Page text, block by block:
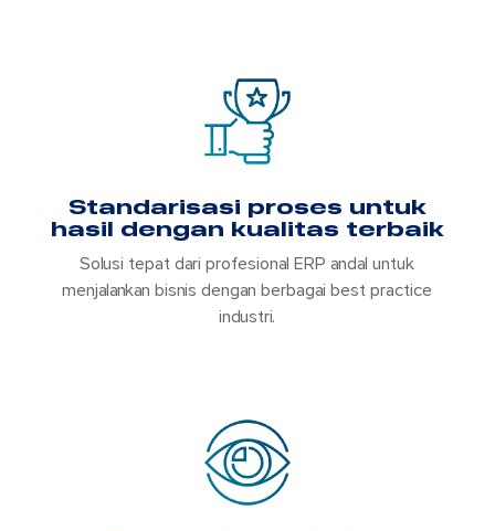
Standarisasi proses untuk
hasil dengan kualitas terbaik
Solusi tepat dari profesional ERP andal untuk
menjalankan bisnis dengan berbagai best practice
industri.